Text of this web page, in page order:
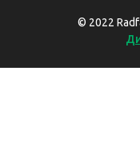
© 2022